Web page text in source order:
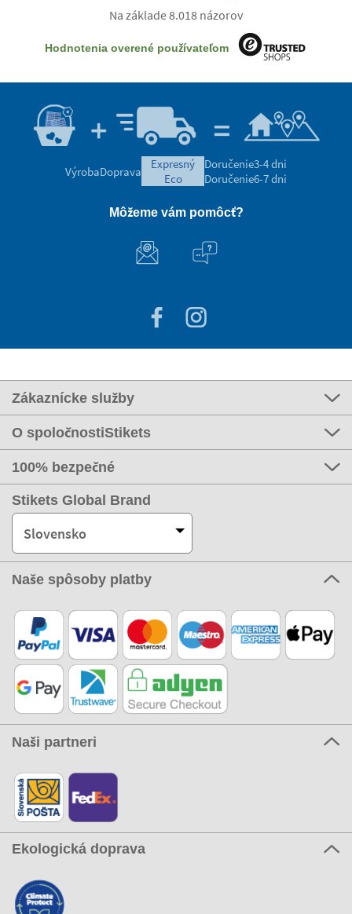
Na základe 8.018 názorov
Hodnotenia overené používateľom
VýrobaDoprava
expresný
eco
Doručenie3-4 dni
Doručenie6-7 dni
Môžeme vám pomôcť?
Zákaznícke služby
O spoločnostiStikets
100% bezpečné
Stikets Global Brand
Slovensko
Naše spôsoby platby
Naši partneri
Ekologická doprava